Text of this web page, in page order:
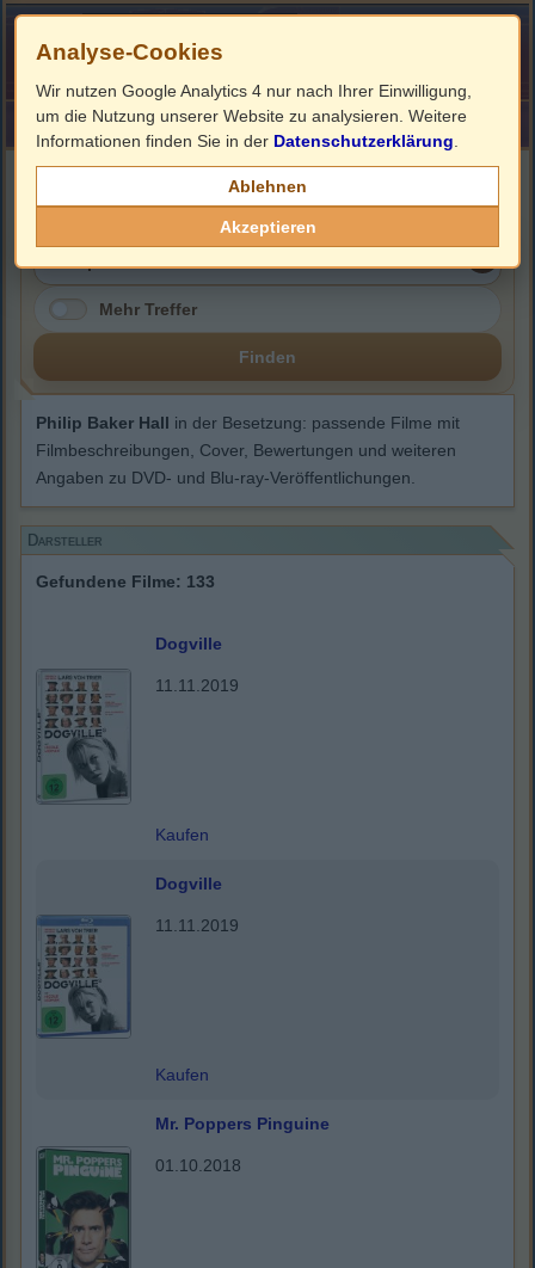
HOME ImpressumLinks
Philip Baker Hall
Mehr Treffer
Finden
Philip Baker Hall in der Besetzung: passende Filme mit
Filmbeschreibungen, Cover, Bewertungen und weiteren
Angaben zu DVD- und Blu-ray-Veröffentlichungen.
Darsteller
Gefundene Filme: 133
Dogville
11.11.2019
Kaufen
Dogville
11.11.2019
Kaufen
Mr. Poppers Pinguine
01.10.2018
Analyse-Cookies
Wir nutzen Google Analytics 4 nur nach Ihrer Einwilligung,
um die Nutzung unserer Website zu analysieren. Weitere
Informationen finden Sie in der Datenschutzerklärung
Ablehnen
Akzeptieren